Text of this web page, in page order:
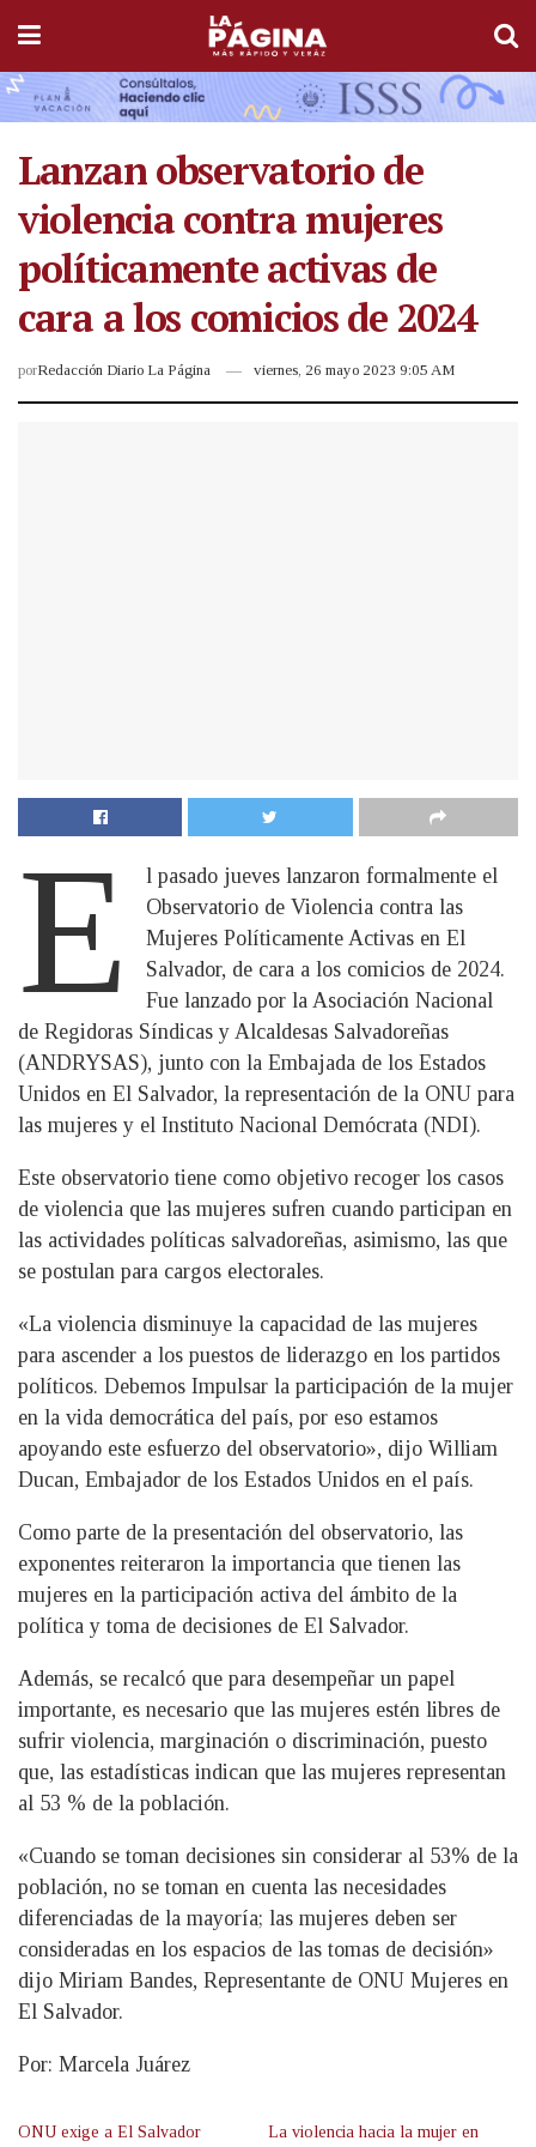
Lanzan observatorio de
violencia contra mujeres
políticamente activas de
cara a los comicios de 2024
porRedacción Diario La Página viernes, 26 mayo 2023 9:05 AM
E
l pasado jueves lanzaron formalmente el
Observatorio de Violencia contra las
Mujeres Políticamente Activas en El
Salvador, de cara a los comicios de 2024.
Fue lanzado por la Asociación Nacional
de Regidoras Síndicas y Alcaldesas Salvadoreñas
(ANDRYSAS), junto con la Embajada de los Estados
Unidos en El Salvador, la representación de la ONU para
las mujeres y el Instituto Nacional Demócrata (NDI).
Este observatorio tiene como objetivo recoger los casos
de violencia que las mujeres sufren cuando participan en
las actividades políticas salvadoreñas, asimismo, las que
se postulan para cargos electorales.
«La violencia disminuye la capacidad de las mujeres
para ascender a los puestos de liderazgo en los partidos
políticos. Debemos Impulsar la participación de la mujer
en la vida democrática del país, por eso estamos
apoyando este esfuerzo del observatorio», dijo William
Ducan, Embajador de los Estados Unidos en el país.
Como parte de la presentación del observatorio, las
exponentes reiteraron la importancia que tienen las
mujeres en la participación activa del ámbito de la
política y toma de decisiones de El Salvador.
Además, se recalcó que para desempeñar un papel
importante, es necesario que las mujeres estén libres de
sufrir violencia, marginación o discriminación, puesto
que, las estadísticas indican que las mujeres representan
al 53 % de la población.
«Cuando se toman decisiones sin considerar al 53% de la
población, no se toman en cuenta las necesidades
diferenciadas de la mayoría; las mujeres deben ser
consideradas en los espacios de las tomas de decisión»
dijo Miriam Bandes, Representante de ONU Mujeres en
El Salvador.
Por: Marcela Juárez
ONU exige a El Salvador La violencia hacia la mujer en